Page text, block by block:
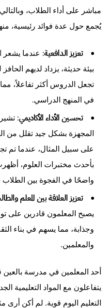
مباشر على أداء الطلاب،
يُجمع حول عدة فوائد رئيسية،
تعزيز الدافعية: عندما يشعر
بيئة حديثة، يزداد لديهم
تجعل الدروس أكثر تفاعلاً،
في المنهج الدراسي.
تحسين الأداء الأكاديمي:
المجهزة بشكل جيد تقلل من
على سبيل المثال، عندما تم
بأحدث مختبرات العلوم، أظهرت
واضحًا في الفجوة بين الطلاب
تعزيز العلاقة بين المعلم
يصبح المعلمون قادرين على
وجذابة، مما يسهم في بناء
والمعلمين.
أحد المعلمين في مدرسة
يتفاعلون مع المواد التعليمية
التعليم اليوم قوية. لم أكن